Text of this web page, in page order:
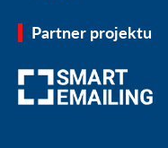
Partner projektu